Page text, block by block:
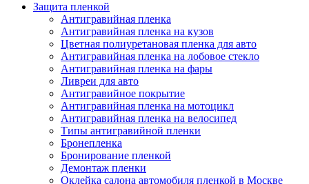
Защита пленкой
Антигравийная пленка
Антигравийная пленка на кузов
Цветная полиуретановая пленка для авто
Антигравийная пленка на лобовое стекло
Антигравийная пленка на фары
Ливреи для авто
Антигравийное покрытие
Антигравийная пленка на мотоцикл
Антигравийная пленка на велосипед
Типы антигравийной пленки
Бронепленка
Бронирование пленкой
Демонтаж пленки
Оклейка салона автомобиля пленкой в Москве